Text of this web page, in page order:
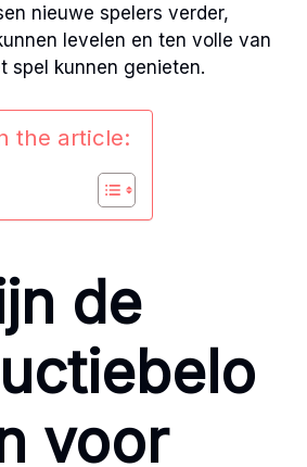
nieuwe spelers verder,
levelen en ten volle van
spel kunnen genieten.
the article:
de
voor